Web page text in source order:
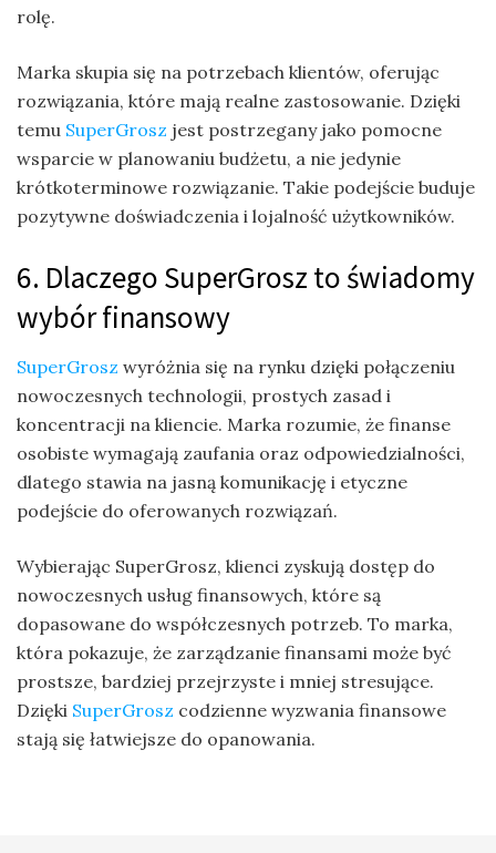
rolę.
Marka skupia się na potrzebach klientów, oferując
rozwiązania, które mają realne zastosowanie. Dzięki
temu SuperGrosz jest postrzegany jako pomocne
wsparcie w planowaniu budżetu, a nie jedynie
krótkoterminowe rozwiązanie. Takie podejście buduje
pozytywne doświadczenia i lojalność użytkowników.
6. Dlaczego SuperGrosz to świadomy
wybór finansowy
SuperGrosz wyróżnia się na rynku dzięki połączeniu
nowoczesnych technologii, prostych zasad i
koncentracji na kliencie. Marka rozumie, że finanse
osobiste wymagają zaufania oraz odpowiedzialności,
dlatego stawia na jasną komunikację i etyczne
podejście do oferowanych rozwiązań.
Wybierając SuperGrosz, klienci zyskują dostęp do
nowoczesnych usług finansowych, które są
dopasowane do współczesnych potrzeb. To marka,
która pokazuje, że zarządzanie finansami może być
prostsze, bardziej przejrzyste i mniej stresujące.
Dzięki SuperGrosz codzienne wyzwania finansowe
stają się łatwiejsze do opanowania.